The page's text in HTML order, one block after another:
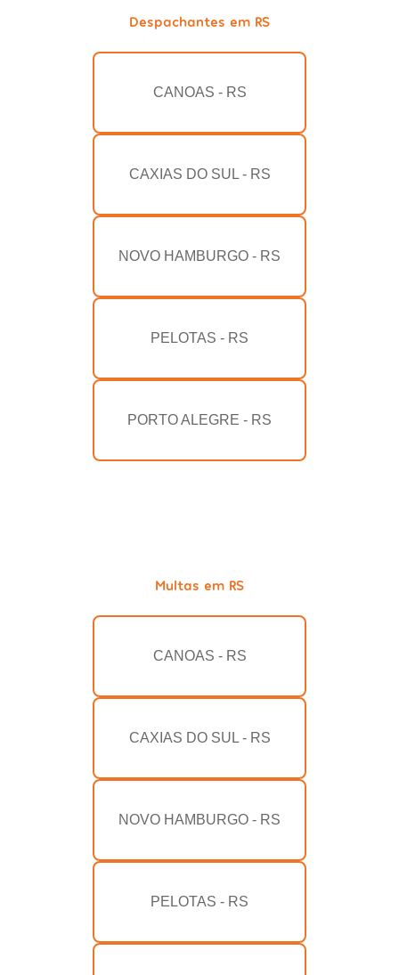
Despachantes em RS
CANOAS - RS
CAXIAS DO SUL - RS
NOVO HAMBURGO - RS
PELOTAS - RS
PORTO ALEGRE - RS
Multas em RS
CANOAS - RS
CAXIAS DO SUL - RS
NOVO HAMBURGO - RS
PELOTAS - RS